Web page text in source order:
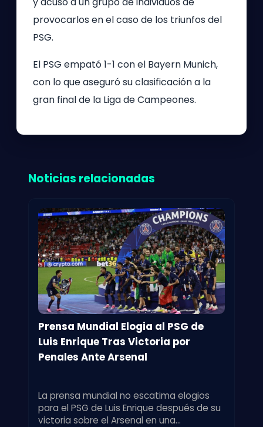
provocarlos en el caso de los triunfos del
PSG.
El PSG empató 1-1 con el Bayern Munich,
con lo que aseguró su clasificación a la
gran final de la Liga de Campeones.
Noticias relacionadas
Prensa Mundial Elogia al PSG de
Luis Enrique Tras Victoria por
Penales Ante Arsenal
La prensa mundial no escatima elogios
para el PSG de Luis Enrique después de su
victoria sobre el Arsenal en una